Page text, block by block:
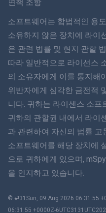
ภาษาไทย
简体中文
Dansk
हिंदी
עברית
로마나
한국어
면책 조항
소프트웨어는 합법적인 용
소유하지 않은 장치에 라이
은 관련 법률 및 현지 관할
따라 일반적으로 라이선스
의 소유자에게 이를 통지해
위반자에게 심각한 금전적
니다. 귀하는 라이센스 소
귀하의 관할권 내에서 라이
과 관련하여 자신의 법률
소프트웨어를 해당 장치에
으로 귀하에게 있으며,
을 인지하고 있습니다.
© #!31Sun, 09 Aug 2026 06:31:55
06:31:55 +0000Z-